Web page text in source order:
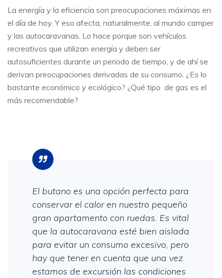
La energía y la eficiencia son preocupaciones máximas en
el día de hoy. Y eso afecta, naturalmente, al mundo camper
y las autocaravanas. Lo hace porque son vehículos
recreativos que utilizan energía y deben ser
autosuficientes durante un periodo de tiempo, y de ahí se
derivan preocupaciones derivadas de su consumo. ¿Es lo
bastante económico y ecológico? ¿Qué tipo de gas es el
más recomendable?
El butano es una opción perfecta para
conservar el calor en nuestro pequeño
gran apartamento con ruedas. Es vital
que la autocaravana esté bien aislada
para evitar un consumo excesivo, pero
hay que tener en cuenta que una vez
estamos de excursión las condiciones